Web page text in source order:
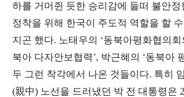
하를 거머쥔 듯한 승리감에 들떠 불안
정착을 위해 한국이 주도적 역할을 할
지곤 했다. 노태우의 ‘동북아평화협의회
북아 다자안보협력’, 박근혜의 ‘동북아
두 그런 착각에서 나온 것들이다. 특히
(親中) 노선을 드러냈던 박 전 대통령은